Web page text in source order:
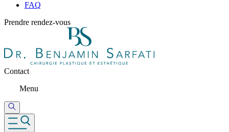
FAQ
Prendre rendez-vous
Contact
Menu